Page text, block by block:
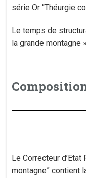
série Or “Théurgie
Le temps de
la grande montagne
Le Correcteur d’Etat
montagne” contient